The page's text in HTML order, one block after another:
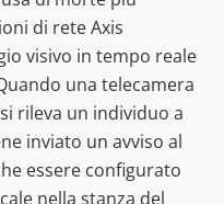
di rete Axis
visivo in tempo reale
una telecamera
rileva un individuo a
inviato un avviso al
essere configurato
nella stanza del